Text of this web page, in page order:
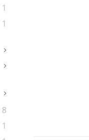
1
1
8
1